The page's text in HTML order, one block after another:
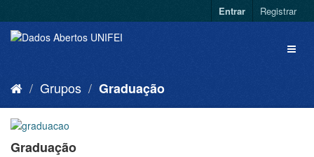
Entrar Registrar
Grupos Graduação
Graduação